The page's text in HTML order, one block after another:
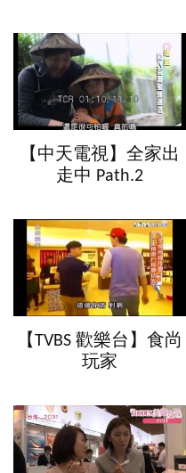
【中天電視】全家出
走中 Path.2
【TVBS 歡樂台】食尚
玩家